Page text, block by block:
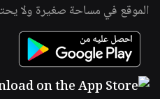
الموقع في مساحة صغيرة ولا